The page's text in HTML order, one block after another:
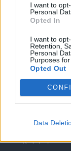
I want to
Personal
Opted In
I want to
Retention,
Personal
Purposes
Opted Out
Data
Όλες οι Θέσεις
Θέσεις Εργασίας
Θέσεις Εργασίας
Κέντρο Βοήθειας
Καταχώρηση Online